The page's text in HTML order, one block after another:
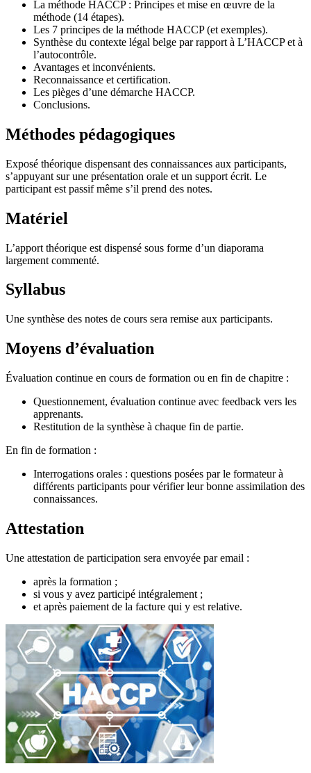
La méthode HACCP : Principes et mise en œuvre de la
méthode (14 étapes).
Les 7 principes de la méthode HACCP (et exemples).
Synthèse du contexte légal belge par rapport à L’HACCP et à
l’autocontrôle.
Avantages et inconvénients.
Reconnaissance et certification.
Les pièges d’une démarche HACCP.
Conclusions.
Méthodes pédagogiques
Exposé théorique dispensant des connaissances aux participants,
s’appuyant sur une présentation orale et un support écrit. Le
participant est passif même s’il prend des notes.
Matériel
L’apport théorique est dispensé sous forme d’un diaporama
largement commenté.
Syllabus
Une synthèse des notes de cours sera remise aux participants.
Moyens d’évaluation
Évaluation continue en cours de formation ou en fin de chapitre :
Questionnement, évaluation continue avec feedback vers les
apprenants.
Restitution de la synthèse à chaque fin de partie.
En fin de formation :
Interrogations orales : questions posées par le formateur à
différents participants pour vérifier leur bonne assimilation des
connaissances.
Attestation
Une attestation de participation sera envoyée par email :
après la formation ;
si vous y avez participé intégralement ;
et après paiement de la facture qui y est relative.